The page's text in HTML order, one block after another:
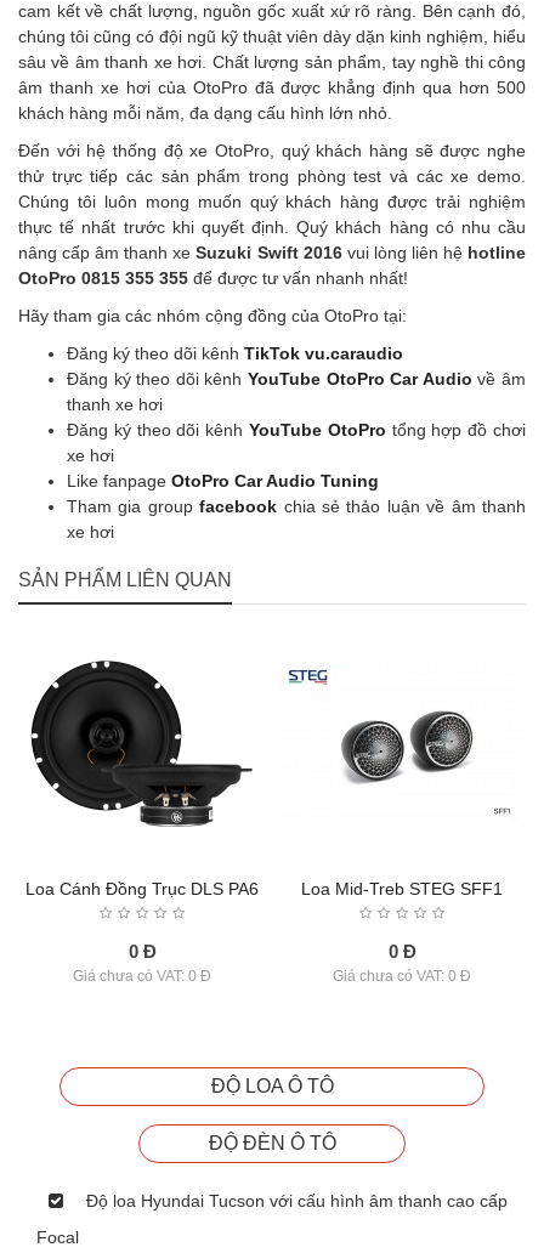
cam kết về chất lượng, nguồn gốc xuất xứ rõ ràng. Bên cạnh đó,
chúng tôi cũng có đội ngũ kỹ thuật viên dày dặn kinh nghiệm, hiểu
sâu về âm thanh xe hơi. Chất lượng sản phẩm, tay nghề thi công
âm thanh xe hơi của OtoPro đã được khẳng định qua hơn 500
khách hàng mỗi năm, đa dạng cấu hình lớn nhỏ.
Đến với hệ thống độ xe OtoPro, quý khách hàng sẽ được nghe
thử trực tiếp các sản phẩm trong phòng test và các xe demo.
Chúng tôi luôn mong muốn quý khách hàng được trải nghiệm
thực tế nhất trước khi quyết định. Quý khách hàng có nhu cầu
nâng cấp âm thanh xeSuzuki Swift 2016 vui lòng liên hệ hotline
OtoPro 0815 355 355 để được tư vấn nhanh nhất!
Hãy tham gia các nhóm cộng đồng của OtoPro tại:
Đăng ký theo dõi kênh TikTok vu.caraudio
Đăng ký theo dõi kênh YouTube OtoPro Car Audio về âm
thanh xe hơi
Đăng ký theo dõi kênh YouTube OtoPro tổng hợp đồ chơi
xe hơi
Like fanpage OtoPro Car Audio Tuning
Tham gia groupfacebook chia sẻ thảo luận về âm thanh
xe hơi
SẢN PHẨM LIÊN QUAN
Loa Cánh Đồng Trục DLS PA6
0 Đ
Giá chưa có VAT: 0 Đ
Loa Mid-Treb STEG SFF1
0 Đ
Giá chưa có VAT: 0 Đ
ĐỘ LOA Ô TÔ
ĐỘ ĐÈN Ô TÔ
Độ loa Hyundai Tucson với cấu hình âm thanh cao cấp
Focal